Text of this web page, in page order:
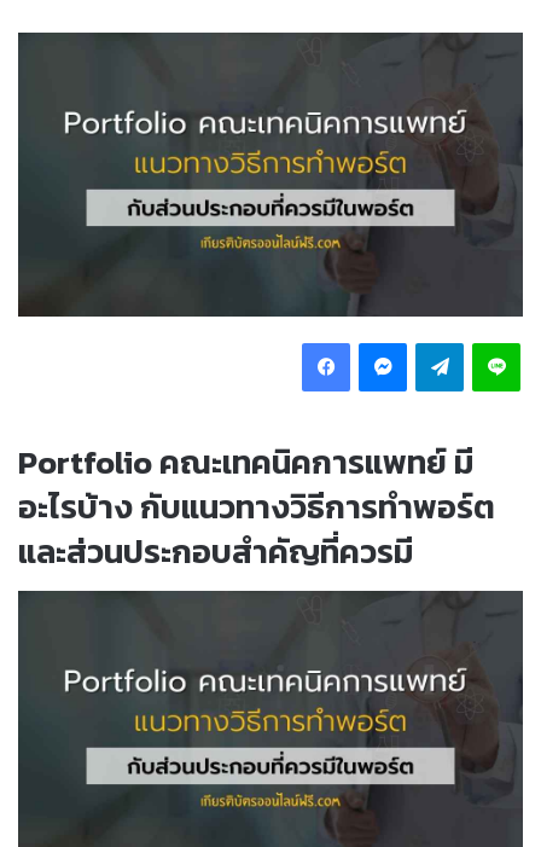
FacebookMessengerTelegram
Portfolio คณะเทคนิคการแพทย์ มี
อะไรบ้าง กับแนวทางวิธีการทำพอร์ต
และส่วนประกอบสำคัญที่ควรมี